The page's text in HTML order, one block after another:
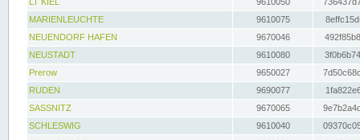
MARIENLEUCHTE
9610075
NEUENDORF HAFEN
9670046
NEUSTADT
9610080
Prerow
9650027
RUDEN
9690077
SASSNITZ
9670065
SCHLESWIG
9610040